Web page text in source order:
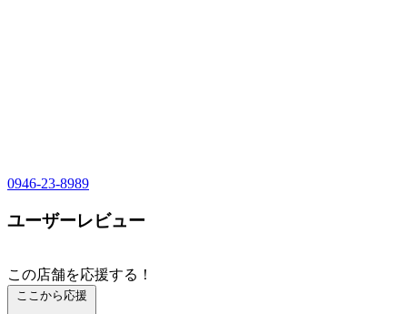
0946-23-8989
ユーザーレビュー
この店舗を応援する！
ここから応援